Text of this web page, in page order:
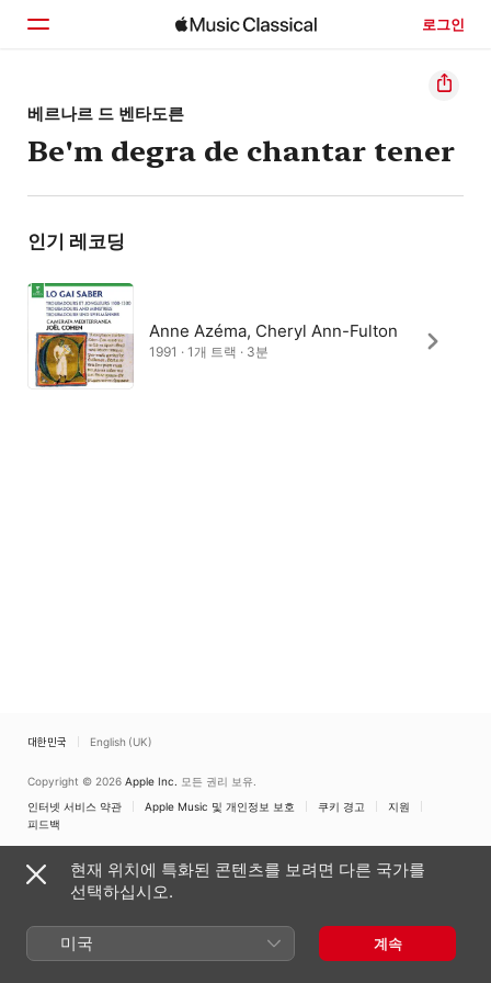
로그인
홈
둘러보기
검색
베르나르 드 벤타도른
Be'm degra de chantar tener
인기 레코딩
Anne Azéma, Cheryl Ann-Fulton
1991 · 1개 트랙 · 3분
대한민국 English (UK)
Copyright © 2026 Apple Inc. 모든 권리 보유.
인터넷 서비스 약관
Apple Music 및 개인정보 보호 쿠키 경고
지원
피드백
현재 위치에 특화된 콘텐츠를 보려면 다른 국가를
선택하십시오.
미국 계속